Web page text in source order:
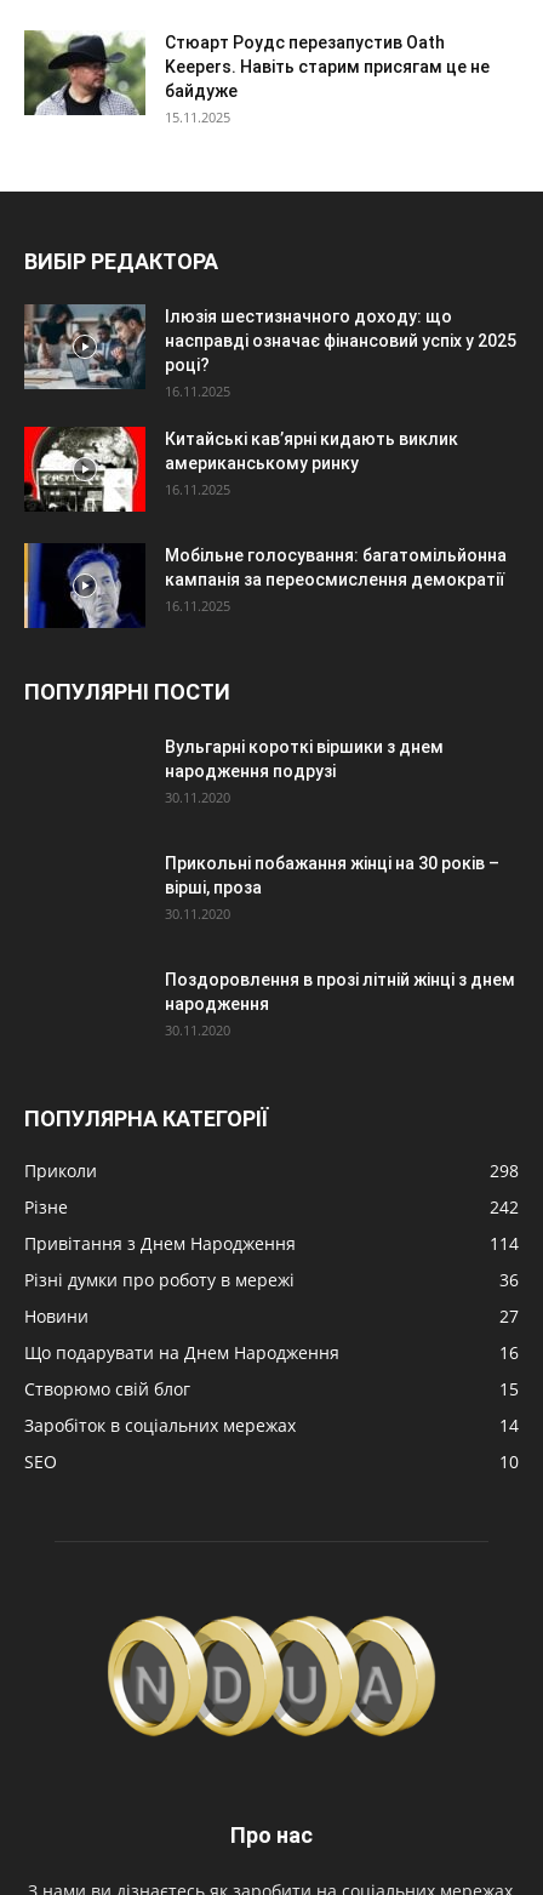
Стюарт Роудс перезапустив Oath
Keepers. Навіть старим присягам це не
байдуже
15.11.2025
ВИБІР РЕДАКТОРА
Ілюзія шестизначного доходу: що
насправді означає фінансовий успіх у 2025
році?
16.11.2025
Китайські кав’ярні кидають виклик
американському ринку
16.11.2025
Мобільне голосування: багатомільйонна
кампанія за переосмислення демократії
16.11.2025
ПОПУЛЯРНІ ПОСТИ
Вульгарні короткі віршики з днем
народження подрузі
30.11.2020
Прикольні побажання жінці на 30 років –
вірші, проза
30.11.2020
Поздоровлення в прозі літній жінці з днем
народження
30.11.2020
ПОПУЛЯРНА КАТЕГОРІЇ
Приколи
298
Різне
242
Привітання з Днем Народження
114
Різні думки про роботу в мережі
36
Новини
27
Що подарувати на Днем Народження
16
Створюмо свій блог
15
Заробіток в соціальних мережах
14
SEO
10
Про нас
З нами ви дізнаєтесь як заробити на соціальних мережах,